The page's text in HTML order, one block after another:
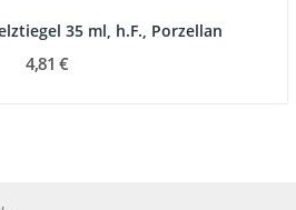
35 ml, h.F., Porzellan
4,81 €